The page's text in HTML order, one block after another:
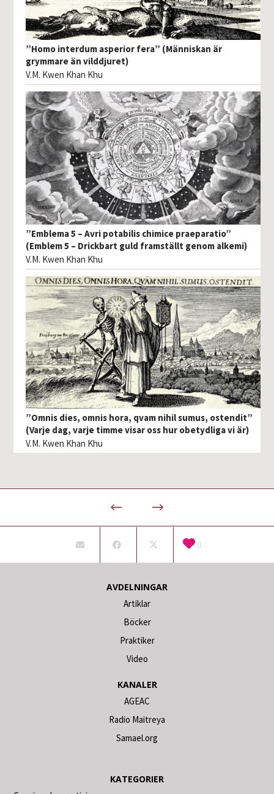
”Homo interdum asperior fera” (Människan är
grymmare än vilddjuret)
V.M. Kwen Khan Khu
”Emblema 5 – Avri potabilis chimice praeparatio”
(Emblem 5 – Drickbart guld framställt genom alkemi)
V.M. Kwen Khan Khu
”Omnis dies, omnis hora, qvam nihil sumus, ostendit”
(Varje dag, varje timme visar oss hur obetydliga vi är)
V.M. Kwen Khan Khu
0
AVDELNINGAR
Artiklar
Böcker
Praktiker
Video
KANALER
AGEAC
Radio Maitreya
Samael.org
KATEGORIER